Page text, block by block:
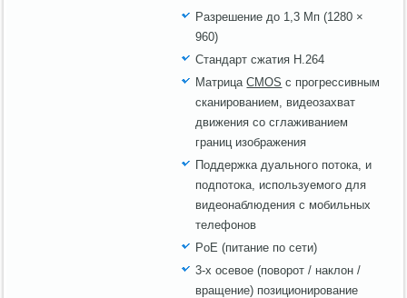
Разрешение до 1,3 Мп (1280 ×
960)
Стандарт сжатия H.264
МатрицаCMOS с прогрессивным
сканированием, видеозахват
движения со сглаживанием
границ изображения
Поддержка дуального потока, и
подпотока, используемого для
видеонаблюдения с мобильных
телефонов
PoE (питание по сети)
3-х осевое (поворот / наклон /
вращение) позиционирование